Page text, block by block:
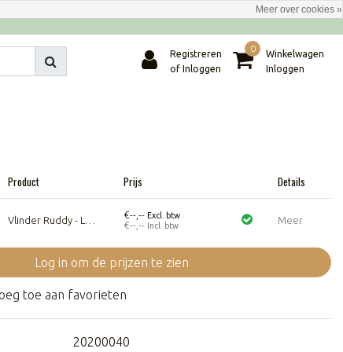
Registreren
of Inloggen
0
Winkelwagen
Inloggen
Product Prijs Details
€--,-- Excl. btw
€--,-- Incl. btw
Meer
Log in om de prijzen te zien
toe aan favorieten
20200040
Meer over cookies »